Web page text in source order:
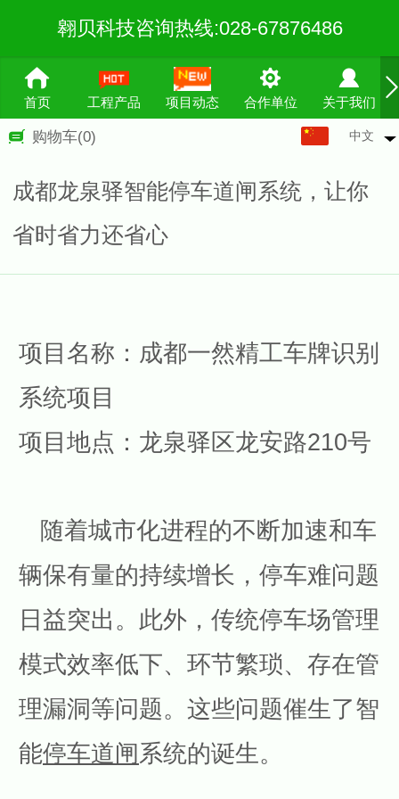
翱贝科技咨询热线:028-67876486
首页 工程产品 项目动态 合作单位 关于我们
购物车(0) 中文
成都龙泉驿智能停车道闸系统，让你
省时省力还省心
项目名称：成都一然精工车牌识别
系统项目
项目地点：龙泉驿区龙安路210号
随着城市化进程的不断加速和车
辆保有量的持续增长，停车难问题
日益突出。此外，传统停车场管理
模式效率低下、环节繁琐、存在管
理漏洞等问题。这些问题催生了智
能停车道闸 系统的诞生。